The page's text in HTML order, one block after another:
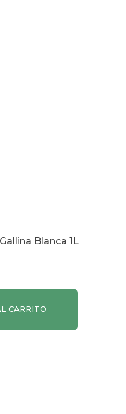
Blanca 1L
CARRITO